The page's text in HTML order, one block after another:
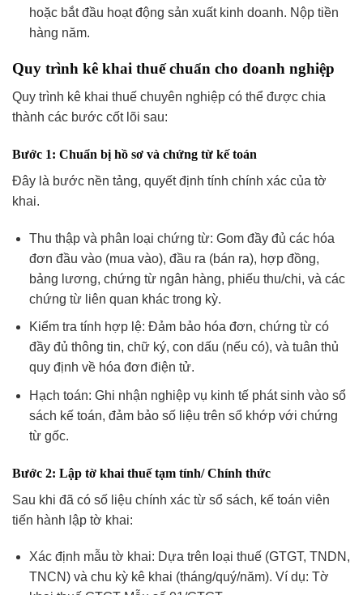
hoặc bắt đầu hoạt động sản xuất kinh doanh. Nộp tiền
hàng năm.
Quy trình kê khai thuế chuẩn cho doanh nghiệp
Quy trình kê khai thuế chuyên nghiệp có thể được chia
thành các bước cốt lõi sau:
Bước 1: Chuẩn bị hồ sơ và chứng từ kế toán
Đây là bước nền tảng, quyết định tính chính xác của tờ
khai.
Thu thập và phân loại chứng từ: Gom đầy đủ các hóa
đơn đầu vào (mua vào), đầu ra (bán ra), hợp đồng,
bảng lương, chứng từ ngân hàng, phiếu thu/chi, và các
chứng từ liên quan khác trong kỳ.
Kiểm tra tính hợp lệ: Đảm bảo hóa đơn, chứng từ có
đầy đủ thông tin, chữ ký, con dấu (nếu có), và tuân thủ
quy định về hóa đơn điện tử.
Hạch toán: Ghi nhận nghiệp vụ kinh tế phát sinh vào sổ
sách kế toán, đảm bảo số liệu trên sổ khớp với chứng
từ gốc.
Bước 2: Lập tờ khai thuế tạm tính/ Chính thức
Sau khi đã có số liệu chính xác từ sổ sách, kế toán viên
tiến hành lập tờ khai:
Xác định mẫu tờ khai: Dựa trên loại thuế (GTGT, TNDN,
TNCN) và chu kỳ kê khai (tháng/quý/năm). Ví dụ: Tờ